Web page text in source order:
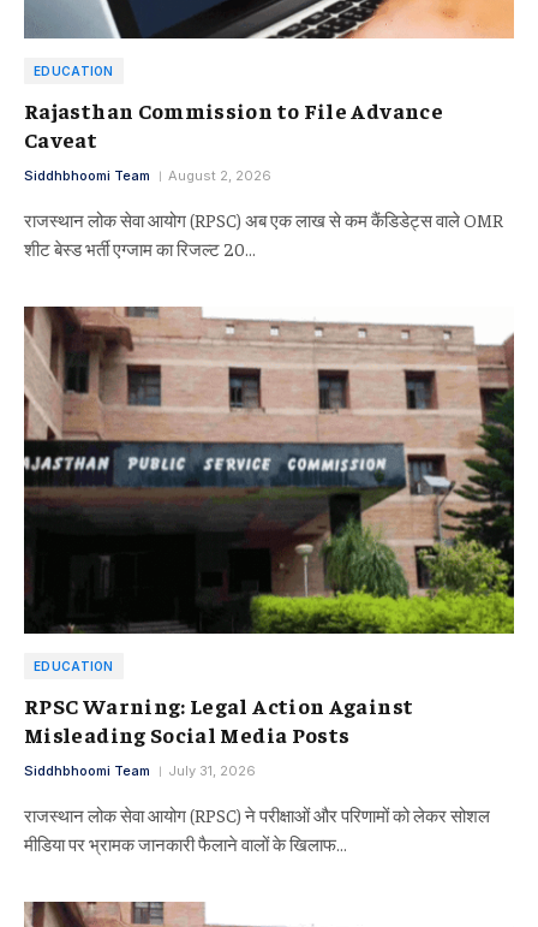
EDUCATION
Rajasthan Commission to File Advance
Caveat
Siddhbhoomi Team August 2, 2026
राजस्थान लोक सेवा आयोग (RPSC) अब एक लाख से कम कैंडिडेट्स वाले OMR
शीट बेस्ड भर्ती एग्जाम का रिजल्ट 20…
EDUCATION
RPSC Warning: Legal Action Against
Misleading Social Media Posts
Siddhbhoomi Team July 31, 2026
राजस्थान लोक सेवा आयोग (RPSC) ने परीक्षाओं और परिणामों को लेकर सोशल
मीडिया पर भ्रामक जानकारी फैलाने वालों के खिलाफ…